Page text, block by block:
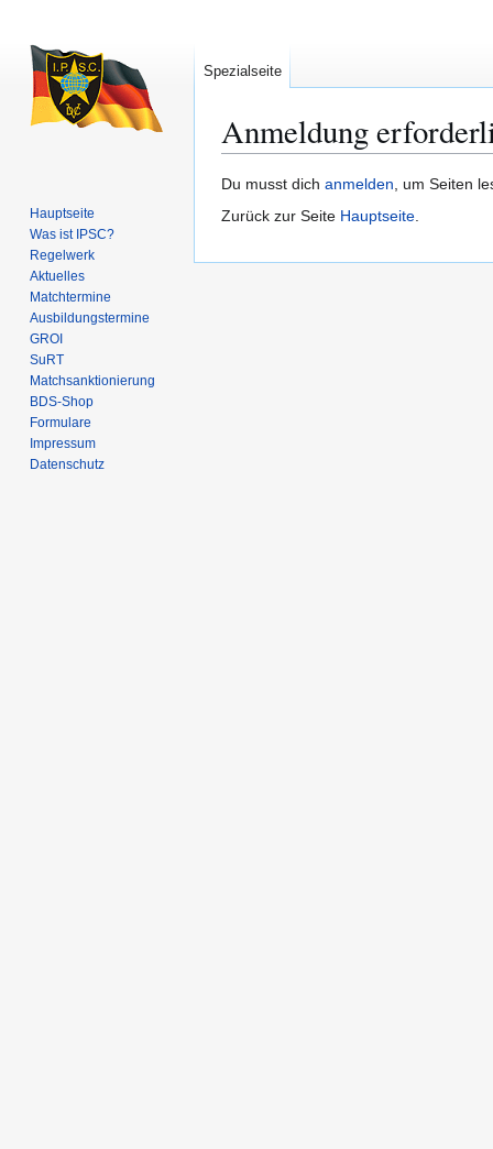
Anmeldung
Zur
Navigation
Zur
Suche
Du musst dich anmelden, um Seiten
Zurück zur Seite Hauptseite.
Spezialseite
Hauptseite
Was ist IPSC?
Regelwerk
Aktuelles
Matchtermine
Ausbildungs­termine
GROI
SuRT
Match­sanktionierung
BDS-Shop
Formulare
Impressum
Datenschutz